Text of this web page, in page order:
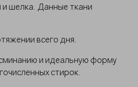
и шелка. Данные ткани
всего дня.
и идеальную форму
стирок.